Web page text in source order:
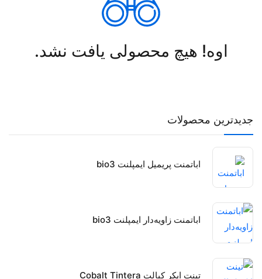
جدیدترین محصولات
اباتمنت پریمیل ایمپلنت bio3
اباتمنت زاویه‌دار ایمپلنت bio3
تینت اپکر کبالت Cobalt Tintera
اوه! هیچ محصولی یافت نشد.